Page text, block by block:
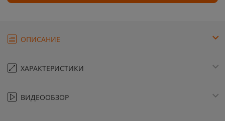
ОПИСАНИЕ
ХАРАКТЕРИСТИКИ
ВИДЕООБЗОР